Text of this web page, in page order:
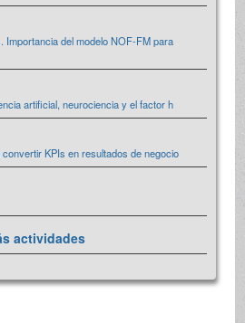
Importancia del modelo NOF-FM para
artificial, neurociencia y el factor h
KPIs en resultados de negocio
actividades